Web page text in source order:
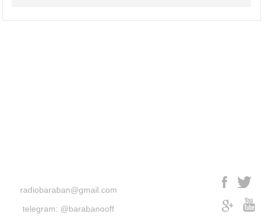
radiobaraban@gmail.com
telegram: @barabanooff